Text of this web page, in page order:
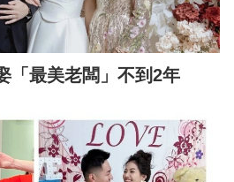
「最美老闆」不到2年